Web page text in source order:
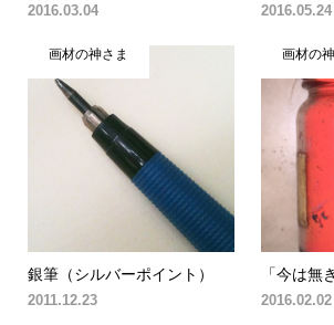
2016.03.04 2016.05.24
画材の神さま
銀筆（シルバーポイント）
2011.12.23
画材の
「今は無
2016.02.02